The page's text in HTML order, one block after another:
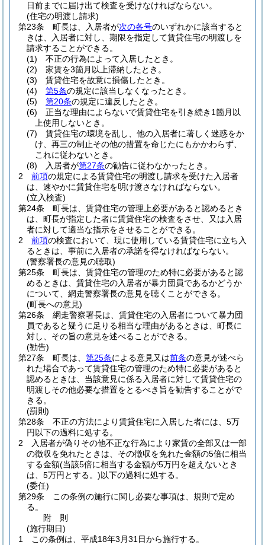
日前までに届け出て検査を受けなければならない。
(住宅の明渡し請求)
第23条
町長は、入居者が次の各号のいずれかに該当すると
きは、入居者に対し、期限を指定して賃貸住宅の明渡しを
請求することができる。
(1)
不正の行為によって入居したとき。
(2)
家賃を3箇月以上滞納したとき。
(3)
賃貸住宅を故意に損傷したとき。
(4)
第5条の規定に該当しなくなったとき。
(5)
第20条の規定に違反したとき。
(6)
正当な理由によらないで賃貸住宅を引き続き1箇月以
上使用しないとき。
(7)
賃貸住宅の環境を乱し、他の入居者に著しく迷惑をか
け、再三の制止その他の措置を命じたにもかかわらず、
これに従わないとき。
(8)
入居者が第27条の勧告に従わなかったとき。
2
前項の規定による賃貸住宅の明渡し請求を受けた入居者
は、速やかに賃貸住宅を明け渡さなければならない。
(立入検査)
第24条
町長は、賃貸住宅の管理上必要があると認めるとき
は、町長が指定した者に賃貸住宅の検査をさせ、又は入居
者に対して適当な指示をさせることができる。
2
前項の検査において、現に使用している賃貸住宅に立ち入
るときは、事前に入居者の承諾を得なければならない。
(警察署長の意見の聴取)
第25条
町長は、賃貸住宅の管理のため特に必要があると認
めるときは、賃貸住宅の入居者が暴力団員であるかどうか
について、網走警察署長の意見を聴くことができる。
(町長への意見)
第26条
網走警察署長は、賃貸住宅の入居者について暴力団
員であると疑うに足りる相当な理由があるときは、町長に
対し、その旨の意見を述べることができる。
(勧告)
第27条
町長は、 第25条による意見又は前条の意見が述べら
れた場合であって賃貸住宅の管理のため特に必要があると
認めるときは、当該意見に係る入居者に対して賃貸住宅の
明渡しその他必要な措置をとるべき旨を勧告することがで
きる。
(罰則)
第28条
不正の方法により賃貸住宅に入居した者には、5万
円以下の過料に処する。
2
入居者が偽りその他不正な行為により家賃の全部又は一部
の徴収を免れたときは、その徴収を免れた金額の5倍に相当
する金額(当該5倍に相当する金額が5万円を超えないとき
は、5万円とする。)以下の過料に処する。
(委任)
第29条
この条例の施行に関し必要な事項は、規則で定め
る。
附 則
(施行期日)
1
この条例は、平成18年3月31日から施行する。